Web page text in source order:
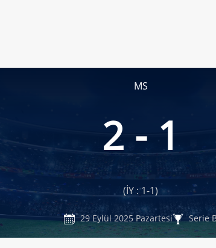
MS
2 - 1
(İY : 1-1)
29 Eylül 2025 Pazartesi Serie